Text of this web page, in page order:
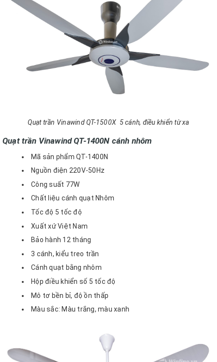
Quạt trần Vinawind QT-1500X 5 cánh, điều khiển từ xa
Quạt trần Vinawind QT-1400N cánh nhôm
Mã sản phẩm QT-1400N
Nguồn điện 220V-50Hz
Công suất 77W
Chất liệu cánh quạt Nhôm
Tốc độ 5 tốc độ
Xuất xứ Việt Nam
Bảo hành 12 tháng
3 cánh, kiểu treo trần
Cánh quạt bằng nhôm
Hộp điều khiển số 5 tốc độ
Mô tơ bền bỉ, độ ồn thấp
Màu sắc: Màu trắng, màu xanh